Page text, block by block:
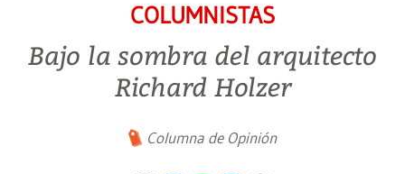
COLUMNISTAS
Bajo la sombra del arquitecto
Richard Holzer
Columna de Opinión